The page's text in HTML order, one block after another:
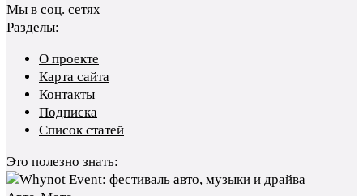
Мы в соц. сетях
Разделы:
О проекте
Карта сайта
Контакты
Подписка
Список статей
Это полезно знать: